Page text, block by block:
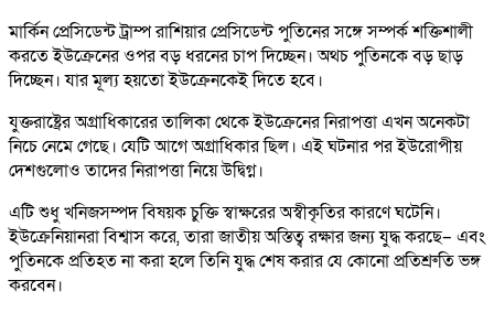
মার্কিন প্রেসিডেন্ট ট্রাম্প রাশিয়ার প্রেসিডেন্ট পুতিনের সঙ্গে সম্পর্ক শক্তিশালী
করতে ইউক্রেনের ওপর বড় ধরনের চাপ দিচ্ছেন। অথচ পুতিনকে বড় ছাড়
দিচ্ছেন। যার মূল্য হয়তো ইউক্রেনকেই দিতে হবে।
যুক্তরাষ্ট্রের অগ্রাধিকারের তালিকা থেকে ইউক্রেনের নিরাপত্তা এখন অনেকটা
নিচে নেমে গেছে। যেটি আগে অগ্রাধিকার ছিল। এই ঘটনার পর ইউরোপীয়
দেশগুলোও তাদের নিরাপত্তা নিয়ে উদ্বিগ্ন।
এটি শুধু খনিজসম্পদ বিষয়ক চুক্তি স্বাক্ষরের অস্বীকৃতির কারণে ঘটেনি।
ইউক্রেনিয়ানরা বিশ্বাস করে, তারা জাতীয় অস্তিত্ব রক্ষার জন্য যুদ্ধ করছে– এবং
পুতিনকে প্রতিহত না করা হলে তিনি যুদ্ধ শেষ করার যে কোনো প্রতিশ্রুতি ভঙ্গ
করবেন।